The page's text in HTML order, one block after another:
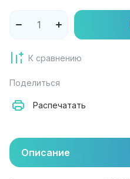
К сравнению
Поделиться
Распечатать
Описание